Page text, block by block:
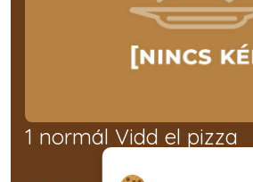
1 normál Vidd el pizza